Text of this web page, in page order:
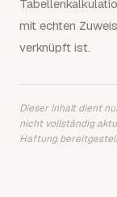
mit echten
verknüpft ist.
Dieser Inhalt dient
nicht vollständig
Haftung